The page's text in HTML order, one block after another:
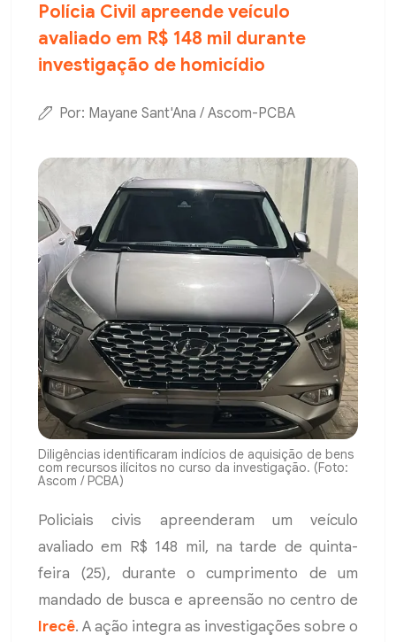
Polícia Civil apreende veículo
avaliado em R$ 148 mil durante
investigação de homicídio
Por: Mayane Sant'Ana / Ascom-PCBA
Diligências identificaram indícios de aquisição de bens
com recursos ilícitos no curso da investigação. (Foto:
Ascom / PCBA)
Policiais civis apreenderam um veículo
avaliado em R$ 148 mil, na tarde de quinta-
feira (25), durante o cumprimento de um
mandado de busca e apreensão no centro de
Irecê. A ação integra as investigações sobre o